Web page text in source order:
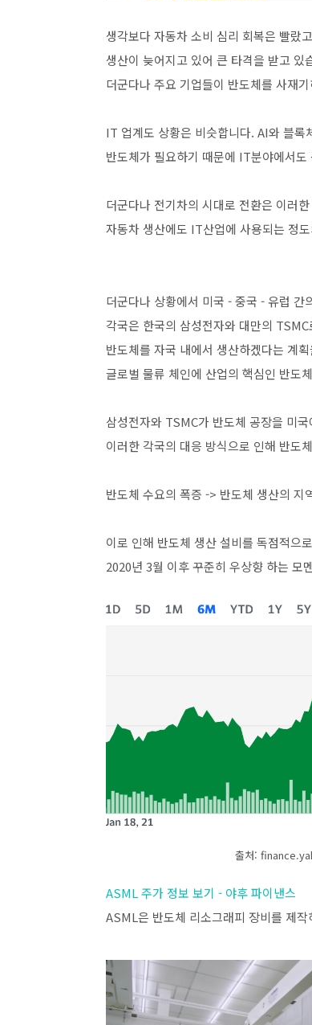
생각보다 자동차 소비 심리 회복은 빨랐
생산이 늦어지고 있어 큰 타격을 받고 있
더군다나 주요 기업들이 반도체를 사재
IT 업계도 상황은 비슷합니다. AI와 블록
반도체가 필요하기 때문에 IT분야에서
더군다나 전기차의 시대로 전환은 이러
자동차 생산에도 IT산업에 사용되는 정
더군다나 상황에서 미국 - 중국 - 유럽 간
각국은 한국의 삼성전자와 대만의
반도체를 자국 내에서 생산하겠다는 계
글로벌 물류 체인에 산업의 핵심인 반도
삼성전자와 TSMC가 반도체 공장을 미
이러한 각국의 대응 방식으로 인해 반도
반도체 수요의 폭증 -> 반도체 생산의 지
이로 인해 반도체 생산 설비를 독점적으
2020년 3월 이후 꾸준히 우상향 하는 모
출처:
ASML 주가 정보 보기 - 야후 파이낸스
ASML은 반도체 리소그래피 장비를 제